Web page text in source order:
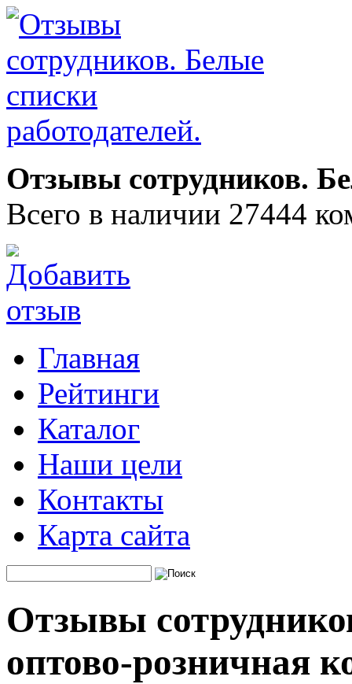
Отзывы сотрудников.
Всего в наличии 27444
Главная
Рейтинги
Каталог
Наши цели
Контакты
Карта сайта
Отзывы
оптово-розничная